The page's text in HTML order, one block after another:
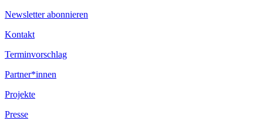
Newsletter abonnieren
Kontakt
Terminvorschlag
Partner*innen
Projekte
Presse